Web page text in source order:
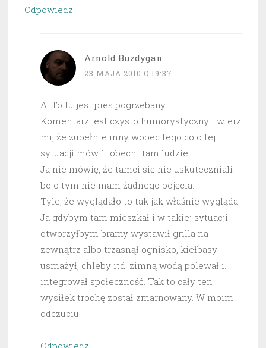
Odpowiedz
Arnold Buzdygan
23 MAJA 2010 O 19:37
A! To tu jest pies pogrzebany.
Komentarz jest czysto humorystyczny i wierz
mi, że zupełnie inny wobec tego co o tej
sytuacji mówili obecni tam ludzie.
Ja nie mówię, że tamci się nie uskuteczniali
bo o tym nie mam żadnego pojęcia.
Tyle, że wyglądało to tak jak właśnie wygląda.
Ja gdybym tam mieszkał i w takiej sytuacji
otworzyłbym bramy wystawił grilla na
zewnątrz albo trzasnął ognisko, kiełbasy
usmażył, chleby itd. zimną wodą polewał i…
integrował społeczność. Tak to cały ten
wysiłek trochę został zmarnowany. W moim
odczuciu.